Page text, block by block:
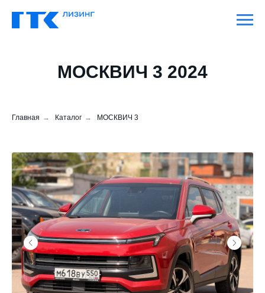
МОСКВИЧ 3 2024
Главная → Каталог → МОСКВИЧ 3